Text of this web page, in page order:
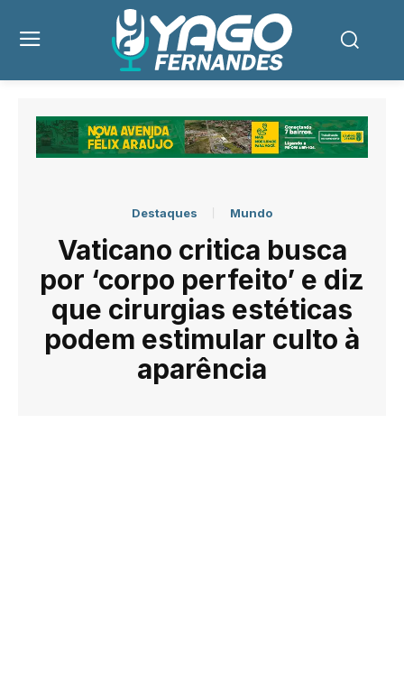
Destaques Mundo
Vaticano critica busca
por ‘corpo perfeito’ e diz
que cirurgias estéticas
podem estimular culto à
aparência